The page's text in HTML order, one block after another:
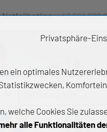
Notfallhotline:+43 664 222
Privatsphäre-
ein optimales
welche Cookies Sie
alle Funktionalitäten